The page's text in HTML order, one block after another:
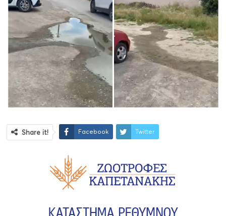
Share it! Facebook Twitter